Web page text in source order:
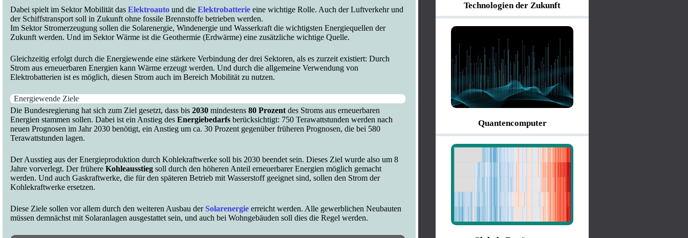
Dabei spielt im Sektor Mobilität das Elektroauto und die Elektrobatterie eine wichtige Rolle. Auch der Luftverkehr und
der Schiffstransport soll in Zukunft ohne fossile Brennstoffe betrieben werden.
Im Sektor Stromerzeugung sollen die Solarenergie, Windenergie und Wasserkraft die wichtigsten Energiequellen der
Zukunft werden. Und im Sektor Wärme ist die Geothermie (Erdwärme) eine zusätzliche wichtige Quelle.
Gleichzeitig erfolgt durch die Energiewende eine stärkere Verbindung der drei Sektoren, als es zurzeit existiert: Durch
Strom aus erneuerbaren Energien kann Wärme erzeugt werden. Und durch die allgemeine Verwendung von
Elektrobatterien ist es möglich, diesen Strom auch im Bereich Mobilität zu nutzen.
Energiewende Ziele
Die Bundesregierung hat sich zum Ziel gesetzt, dass bis 2030 mindestens 80 Prozent des Stroms aus erneuerbaren
Energien stammen sollen. Dabei ist ein Anstieg des Energiebedarfs berücksichtigt: 750 Terawattstunden werden nach
neuen Prognosen im Jahr 2030 benötigt, ein Anstieg um ca. 30 Prozent gegenüber früheren Prognosen, die bei 580
Terawattstunden lagen.
Der Ausstieg aus der Energieproduktion durch Kohlekraftwerke soll bis 2030 beendet sein. Dieses Ziel wurde also um 8
Jahre vorverlegt. Der frühere Kohleausstieg soll durch den höheren Anteil erneuerbarer Energien möglich gemacht
werden. Und auch Gaskraftwerke, die für den späteren Betrieb mit Wasserstoff geeignet sind, sollen den Strom der
Kohlekraftwerke ersetzen.
Diese Ziele sollen vor allem durch den weiteren Ausbau der Solarenergie erreicht werden. Alle gewerblichen Neubauten
müssen demnächst mit Solaranlagen ausgestattet sein, und auch bei Wohngebäuden soll dies die Regel werden.
Technologien der Zukunft
Quantencomputer